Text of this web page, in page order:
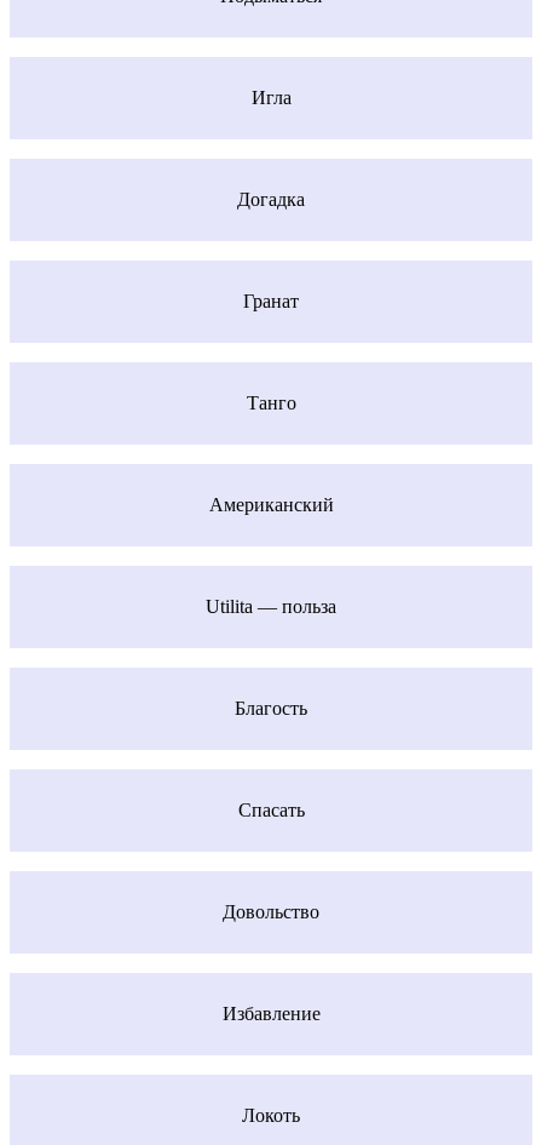
Игла
Догадка
Гранат
Танго
Американский
Utilita — польза
Благость
Спасать
Довольство
Избавление
Локоть